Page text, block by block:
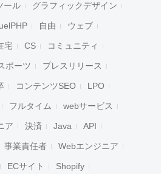
ール グラフィックデザイン
自由 ウェブ
宅 CS コミュニティ
ポーツ プレスリリース
コンテンツSEO LPO
フルタイム webサービス
ア 決済 Java API
事業責任者 Webエンジニア
ECサイト Shopify